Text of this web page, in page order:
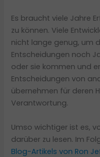
Es braucht viele Jahre
zu können. Viele
nicht lange genug, um
Entscheidungen noch
oder sie kommen und
Entscheidungen von
übernehmen für deren
Verantwortung.
Umso wichtiger ist es,
darüber zu lesen. Im
Blog-Artikels von Ron